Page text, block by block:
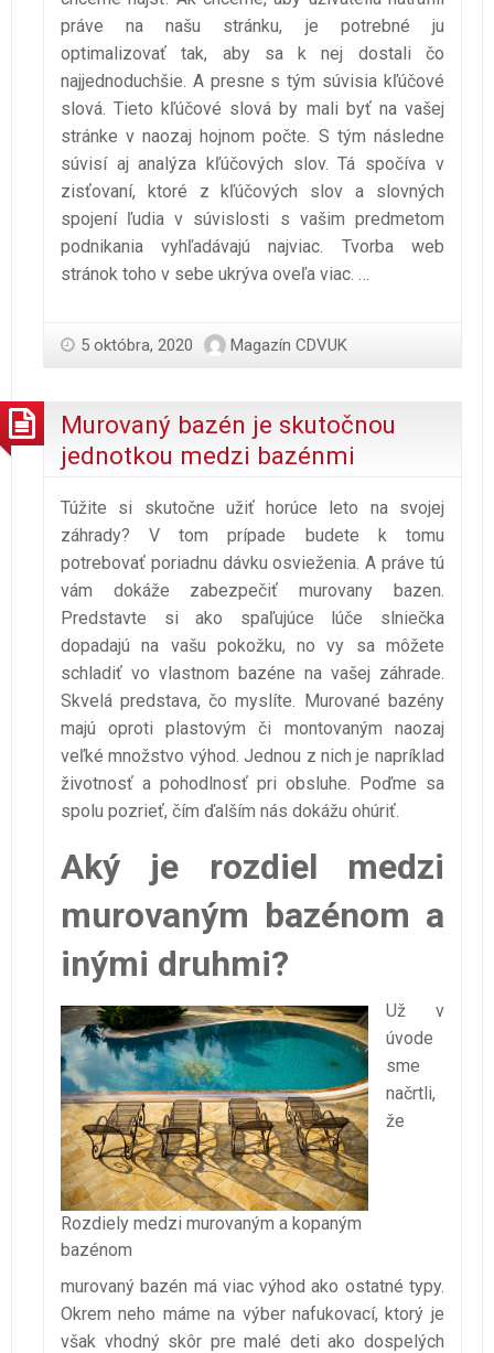
práve na našu stránku, je potrebné ju
optimalizovať tak, aby sa k nej dostali čo
najjednoduchšie. A presne s tým súvisia kľúčové
slová. Tieto kľúčové slová by mali byť na vašej
stránke v naozaj hojnom počte. S tým následne
súvisí aj analýza kľúčových slov. Tá spočíva v
zisťovaní, ktoré z kľúčových slov a slovných
spojení ľudia v súvislosti s vašim predmetom
podnikania vyhľadávajú najviac. Tvorba web
stránok toho v sebe ukrýva oveľa viac.
5 októbra, 2020 Magazín CDVUK
Murovaný bazén je skutočnou
jednotkou medzi bazénmi
Túžite si skutočne užiť horúce leto na svojej
záhrady? V tom prípade budete k tomu
potrebovať poriadnu dávku osvieženia. A práve tú
vám dokáže zabezpečiť murovany bazen.
Predstavte si ako spaľujúce lúče slniečka
dopadajú na vašu pokožku, no vy sa môžete
schladiť vo vlastnom bazéne na vašej záhrade.
Skvelá predstava, čo myslíte. Murované bazény
majú oproti plastovým či montovaným naozaj
veľké množstvo výhod. Jednou z nich je napríklad
životnosť a pohodlnosť pri obsluhe. Poďme sa
spolu pozrieť, čím ďalším nás dokážu ohúriť.
Aký je rozdiel medzi
murovaným bazénom a
inými druhmi?
Rozdiely medzi murovaným a kopaným
bazénom
Už v
úvode
sme
načrtli,
že
murovaný bazén má viac výhod ako ostatné typy.
Okrem neho máme na výber nafukovací, ktorý je
však vhodný skôr pre malé deti ako dospelých